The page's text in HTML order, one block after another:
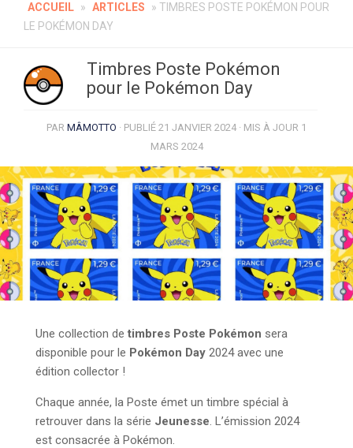
ACCUEIL » ARTICLES » TIMBRES POSTE POKÉMON POUR
LE POKÉMON DAY
Timbres Poste Pokémon
pour le Pokémon Day
PAR MÂMOTTO · PUBLIÉ 21 JANVIER 2024· MIS À JOUR 1
MARS 2024
Une collection de timbres Poste Pokémon sera
disponible pour le Pokémon Day 2024 avec une
édition collector !
Chaque année, la Poste émet un timbre spécial à
retrouver dans la série Jeunesse. L’émission 2024
est consacrée à Pokémon.